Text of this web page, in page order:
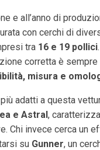
e all’anno di
con cerchi di
tra 16 e 19 pollici
corretta è
misura e
adatti a questa
e Astral,
Chi invece cerca un
su Gunner, un